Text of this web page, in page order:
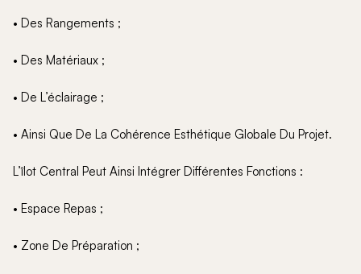
• Des Rangements ;
• Des Matériaux ;
• De L’éclairage ;
• Ainsi Que De La Cohérence Esthétique Globale Du Projet.
L’îlot Central Peut Ainsi Intégrer Différentes Fonctions :
• Espace Repas ;
• Zone De Préparation ;